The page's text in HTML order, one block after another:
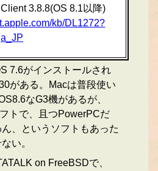
3.8.8(OS 8.1以降)
kb/DL1272?
7.6がインストールされ
がある。Macは普段使い
なG3機があるが、
トで、且つPowerPCだ
、というソフトもあった
い。
on FreeBSDで、